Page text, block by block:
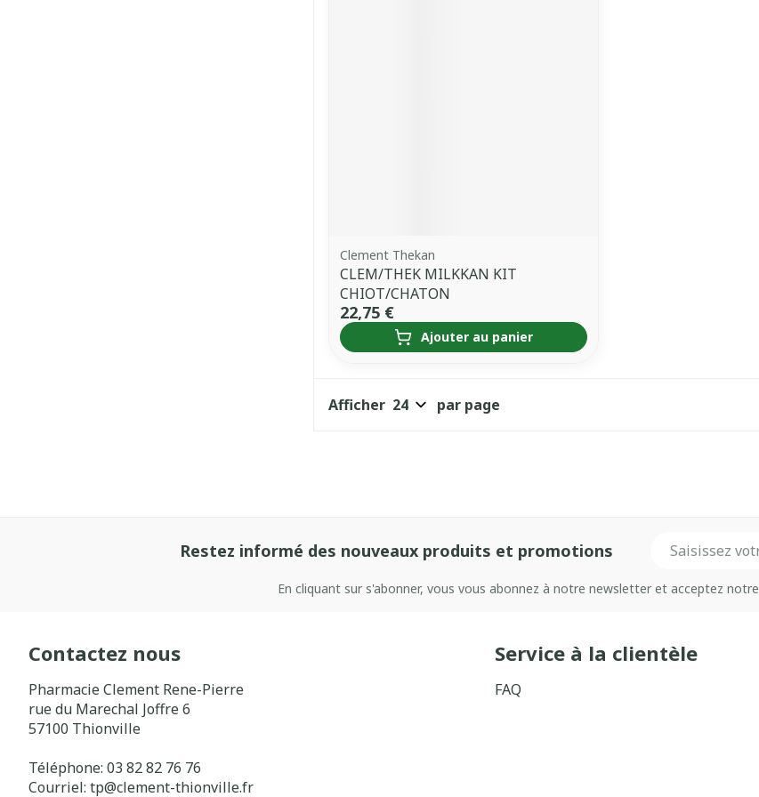
Clement Thekan
CLEM/THEK MILKKAN KIT
CHIOT/CHATON
22,75 €
Ajouter au panier
Afficher par page
Restez informé des nouveaux produits et promotions
En cliquant sur s'abonner, vous vous abonnez à notre newsletter et acceptez notre
Contactez nous
Pharmacie Clement Rene-Pierre
rue du Marechal Joffre 6
57100 Thionville
Téléphone: 03 82 82 76 76
Courriel: tp@clement-thionville.fr
Service à la clientèle
FAQ